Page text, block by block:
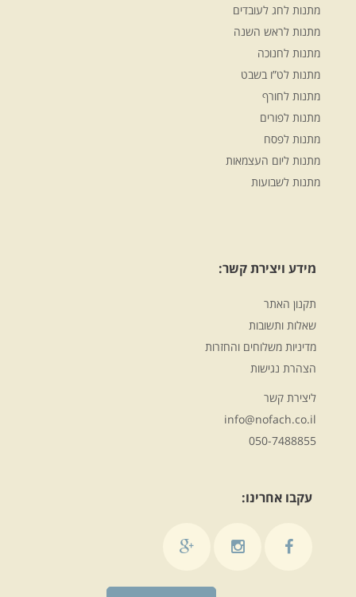
מתנות לחג לעובדים
מתנות לראש השנה
מתנות לחנוכה
מתנות לט”ו בשבט
מתנות לחורף
מתנות לפורים
מתנות לפסח
מתנות ליום העצמאות
מתנות לשבועות
מידע ויצירת קשר:
תקנון האתר
שאלות ותשובות
מדיניות משלוחים והחזרות
הצהרת נגישות
ליצירת קשר
info@nofach.co.il
050-7488855
עקבו אחרינו: